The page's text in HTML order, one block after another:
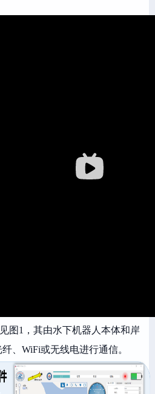
图1，其由水下机器人本体和岸
、WiFi或无线电进行通信。